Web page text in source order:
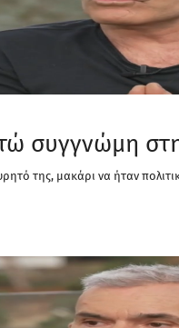
συγγνώμη
της, μακάρι να ήταν